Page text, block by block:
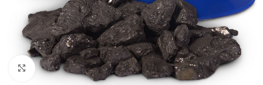
Click to enlarge